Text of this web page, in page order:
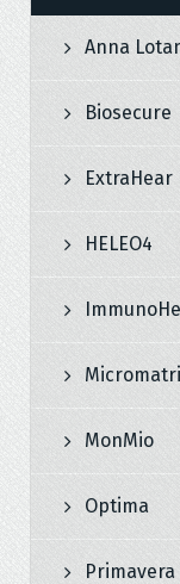
Anna
Biosecure
ExtraHear
HELEO4
MonMio
Optima
Primavera